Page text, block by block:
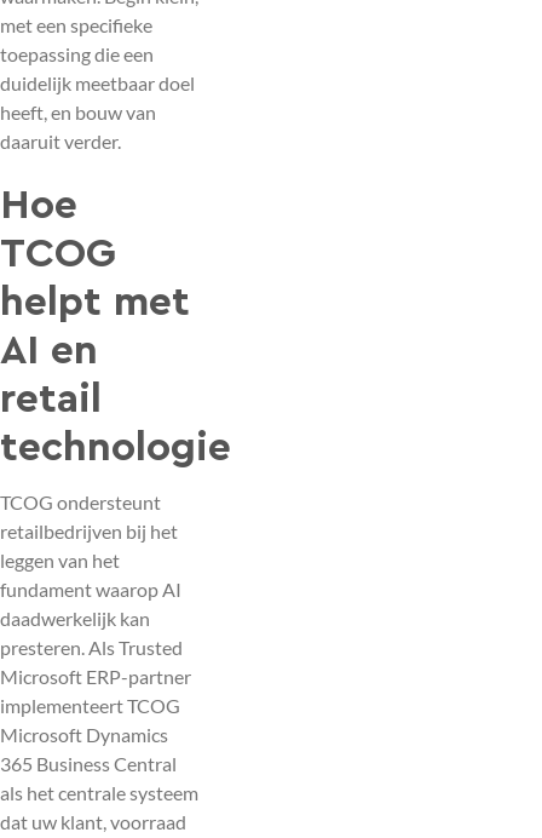
met een specifieke
toepassing die een
duidelijk meetbaar doel
heeft, en bouw van
daaruit verder.
Hoe
TCOG
helpt met
AI en
retail
technologie
TCOG ondersteunt
retailbedrijven bij het
leggen van het
fundament waarop AI
daadwerkelijk kan
presteren. Als Trusted
Microsoft ERP-partner
implementeert TCOG
Microsoft Dynamics
365 Business Central
als het centrale systeem
dat uw klant, voorraad